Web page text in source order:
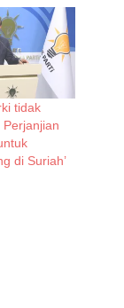
tidak
di Suriah’